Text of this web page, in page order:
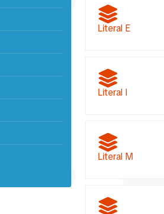
Literal E
Literal I
Literal M